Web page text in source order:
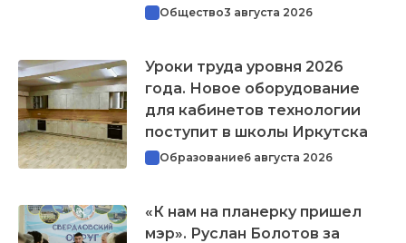
Общество3 августа 2026
Уроки труда уровня 2026
года. Новое оборудование
для кабинетов технологии
поступит в школы Иркутска
Образование6 августа 2026
«К нам на планерку пришел
мэр». Руслан Болотов за